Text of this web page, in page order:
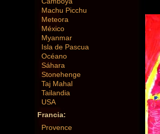
Machu Picchu
Meteora
México
Myanmar
Isla de Pascua
Océano
Sáhara
Stonehenge
Taj Mahal
Tailandia
USA
Francia:
Provence